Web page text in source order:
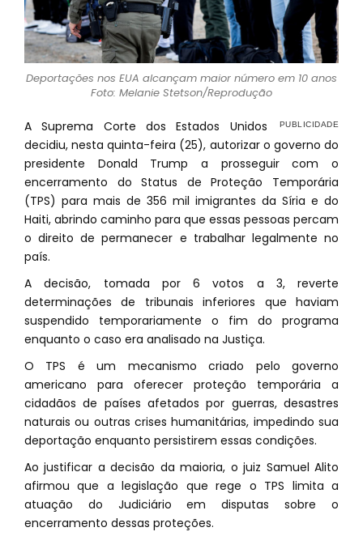
Deportações nos EUA alcançam maior número em 10 anos
Foto: Melanie Stetson/Reprodução
A Suprema Corte dos Estados Unidos
decidiu, nesta quinta-feira (25), autorizar o governo do
presidente Donald Trump a prosseguir com o
encerramento do Status de Proteção Temporária
(TPS) para mais de 356 mil imigrantes da Síria e do
Haiti, abrindo caminho para que essas pessoas percam
o direito de permanecer e trabalhar legalmente no
país.
A decisão, tomada por 6 votos a 3, reverte
determinações de tribunais inferiores que haviam
suspendido temporariamente o fim do programa
enquanto o caso era analisado na Justiça.
O TPS é um mecanismo criado pelo governo
americano para oferecer proteção temporária a
cidadãos de países afetados por guerras, desastres
naturais ou outras crises humanitárias, impedindo sua
deportação enquanto persistirem essas condições.
Ao justificar a decisão da maioria, o juiz Samuel Alito
afirmou que a legislação que rege o TPS limita a
atuação do Judiciário em disputas sobre o
encerramento dessas proteções.